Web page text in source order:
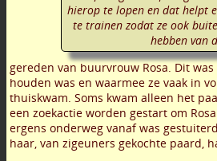
hierop te lopen en dat helpt
te trainen zodat ze ook
hebben van
gereden van buurvrouw Rosa. Dit
houden was en waarmee ze vaak in
thuiskwam. Soms kwam alleen het
een zoekactie worden gestart om
ergens onderweg vanaf was
haar, van zigeuners gekochte paard,